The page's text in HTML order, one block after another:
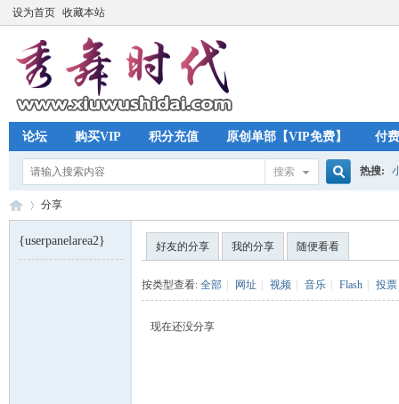
设为首页 收藏本站
论坛 购买VIP 积分充值 原创单部【VIP免费】 付
搜索 热搜:
分享
{userpanelarea2} 好友的分享 我的分享 随便看看
按类型查看: 全部 网址 视频 音乐 Flash 投票
现在还没分享